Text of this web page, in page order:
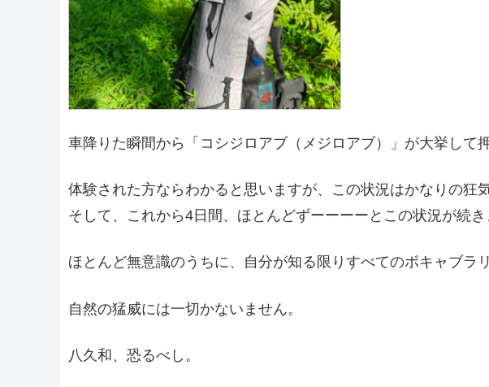
車降りた瞬間から「コシジロアブ（メジロアブ）」が大挙して
体験された方ならわかると思いますが、この状況はかなりの狂気
そして、これから4日間、ほとんどずーーーーとこの状況が続き
ほとんど無意識のうちに、自分が知る限りすべてのボキャブラ
自然の猛威には一切かないません。
八久和、恐るべし。